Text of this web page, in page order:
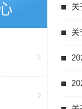
关
关